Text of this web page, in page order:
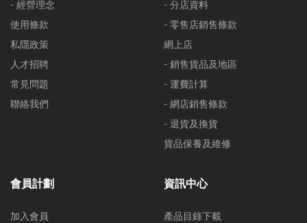
- 經營理念
使用條款
私隱政策
人才招聘
常見問題
聯絡我們
- 分店資料
- 零售店銷售條款
網上店
- 銷售貨品及地區
- 運費計算
- 網店銷售條款
- 退貨及換貨
貨品保養及維修
會員計劃
加入會員
資訊中心
產品目錄下載